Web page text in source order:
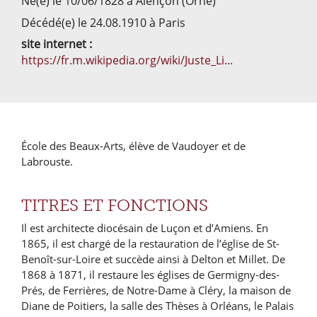
Décédé(e) le 24.08.1910 à Paris
site internet :
https://fr.m.wikipedia.org/wiki/Juste_Li...
École des Beaux-Arts, élève de Vaudoyer et de
Labrouste.
TITRES ET FONCTIONS
Il est architecte diocésain de Luçon et d’Amiens. En
1865, il est chargé de la restauration de l’église de St-
Benoît-sur-Loire et succède ainsi à Delton et Millet. De
1868 à 1871, il restaure les églises de Germigny-des-
Prés, de Ferrières, de Notre-Dame à Cléry, la maison de
Diane de Poitiers, la salle des Thèses à Orléans, le Palais